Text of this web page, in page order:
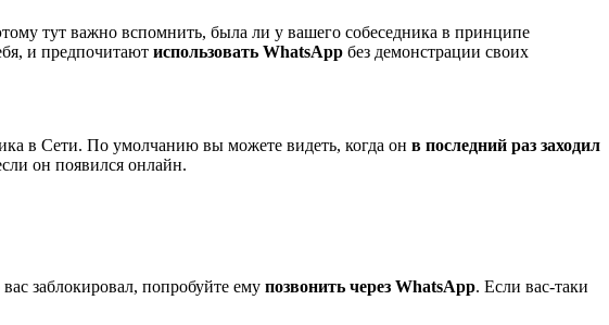
тут важно вспомнить, была ли у вашего собеседника в принципе
и предпочитают использовать WhatsApp без демонстрации своих
в Сети. По умолчанию вы можете видеть, когда он в последний раз заходил
он появился онлайн.
заблокировал, попробуйте ему позвонить через WhatsApp. Если вас-таки